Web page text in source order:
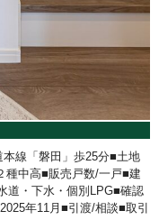
線「磐田」歩25分■土地
種中高■販売戸数/一戸■建
道・下水・個別LPG■確認
年11月■引渡/相談■取引